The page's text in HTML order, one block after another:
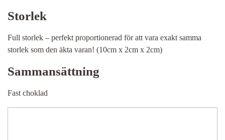
Storlek
Full storlek – perfekt proportionerad för att vara exakt samma
storlek som den äkta varan! (10cm x 2cm x 2cm)
Sammansättning
Fast choklad